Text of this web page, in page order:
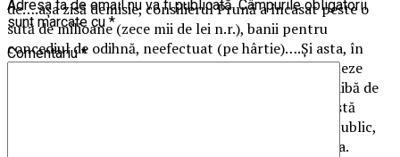
de….aşa zisă demisie, consilierul Prună a încasat peste o
sută de milioane (zece mii de lei n.r.), banii pentru
concediul de odihnă, neefectuat (pe hârtie)….Şi asta, în
timp ce salariaţii Primăriei sunt obligaţi să îşi efectueze
toate zilele de concediu de odihnă, ca nu cumva să aibă de
încasat vreun leuţ de la bugetul local…. Deci? Cum stă
treaba cu demisia domnului Prună? Ne răspundeţi public,
domnule primar”, este mesajul viceprimarului Ganea.
Adresa ta de email nu va fi publicată. Câmpurile obligatorii
sunt marcate cu *
Comentariu*